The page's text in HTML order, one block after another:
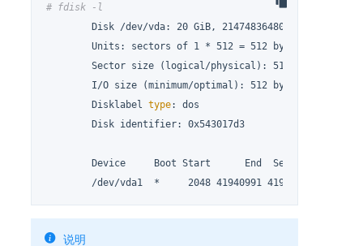
# fdisk -l
	Disk /dev/vda: 20 GiB, 21474836480 bytes, 41943040 sectors
	Units: sectors of 1 * 512 = 512 bytes
	Sector size (logical/physical): 512 bytes / 512 bytes
	Disklabel
type: dos
	Disk identifier: 0x543017d3
	Device     Boot Start      End  Sectors Size Id Type
/dev/vda1  *     2048 41940991 41938944  20G 83
说明